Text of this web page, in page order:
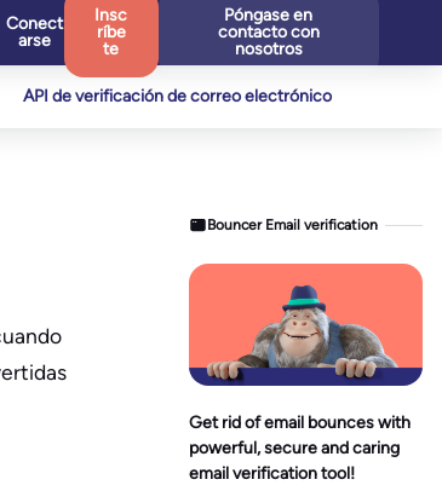
Conect
arse
Insc
ríbe
te
Póngase en
contacto con
nosotros
API de verificación de correo electrónico
Bouncer Email verification
Get rid of email bounces with
powerful, secure and caring
email verification tool!